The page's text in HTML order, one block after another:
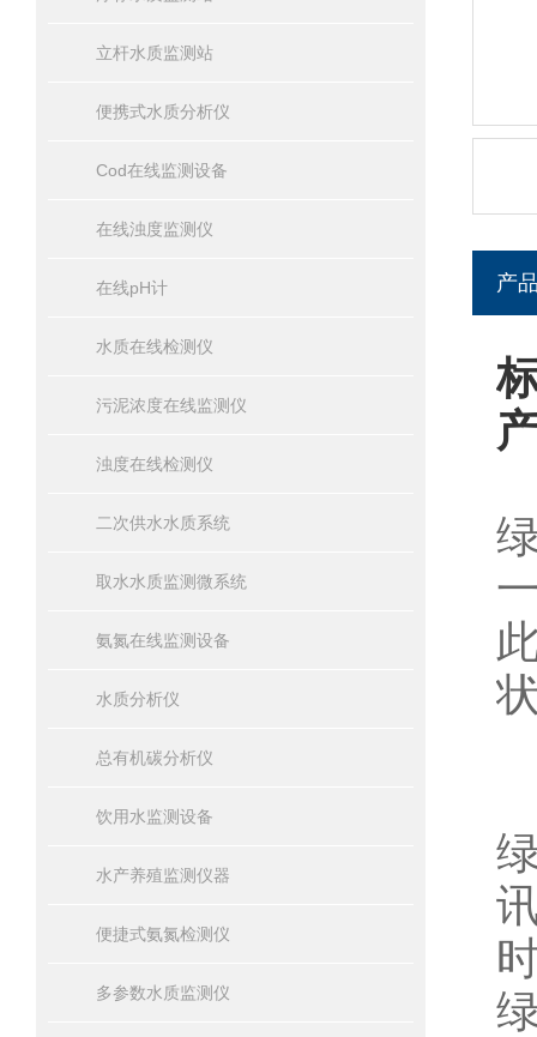
立杆水质监测站
便携式水质分析仪
Cod在线监测设备
在线浊度监测仪
在线pH计
水质在线检测仪
污泥浓度在线监测仪
浊度在线检测仪
二次供水水质系统
取水水质监测微系统
氨氮在线监测设备
水质分析仪
总有机碳分析仪
饮用水监测设备
水产养殖监测仪器
便捷式氨氮检测仪
多参数水质监测仪
产